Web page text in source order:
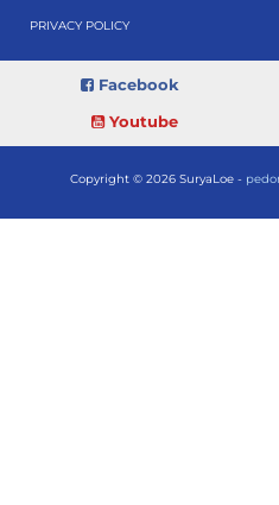
PRIVACY POLICY
Facebook
Youtube
Copyright © 2026 SuryaLoe -